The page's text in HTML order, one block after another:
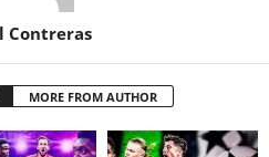
Contreras
MORE FROM AUTHOR